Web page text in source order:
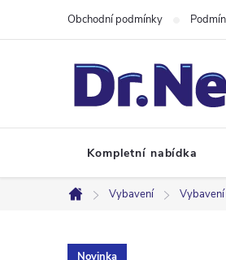
Obchodní podmínky
Kompletní nabídka
Domů
Vybavení Vybavení
Novinka